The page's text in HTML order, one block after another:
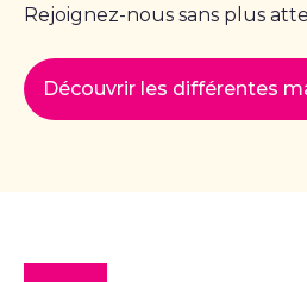
Rejoignez-nous sans plus
Découvrir les différentes